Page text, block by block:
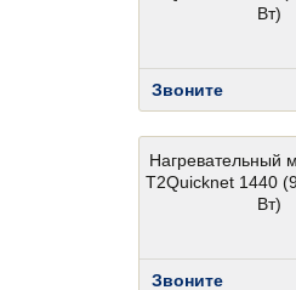
Вт)
Звоните
Нагревательный
T2Quicknet 1440
Вт)
Звоните